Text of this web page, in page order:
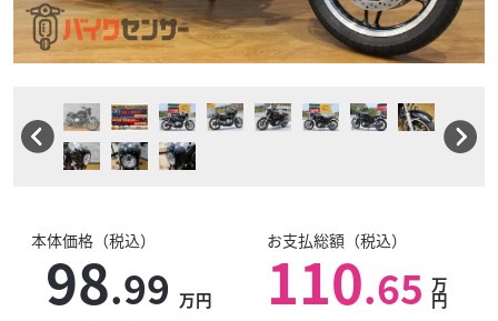
本体価格（税込）
98.99 万円
お支払総額（税込）
110.65 万
円